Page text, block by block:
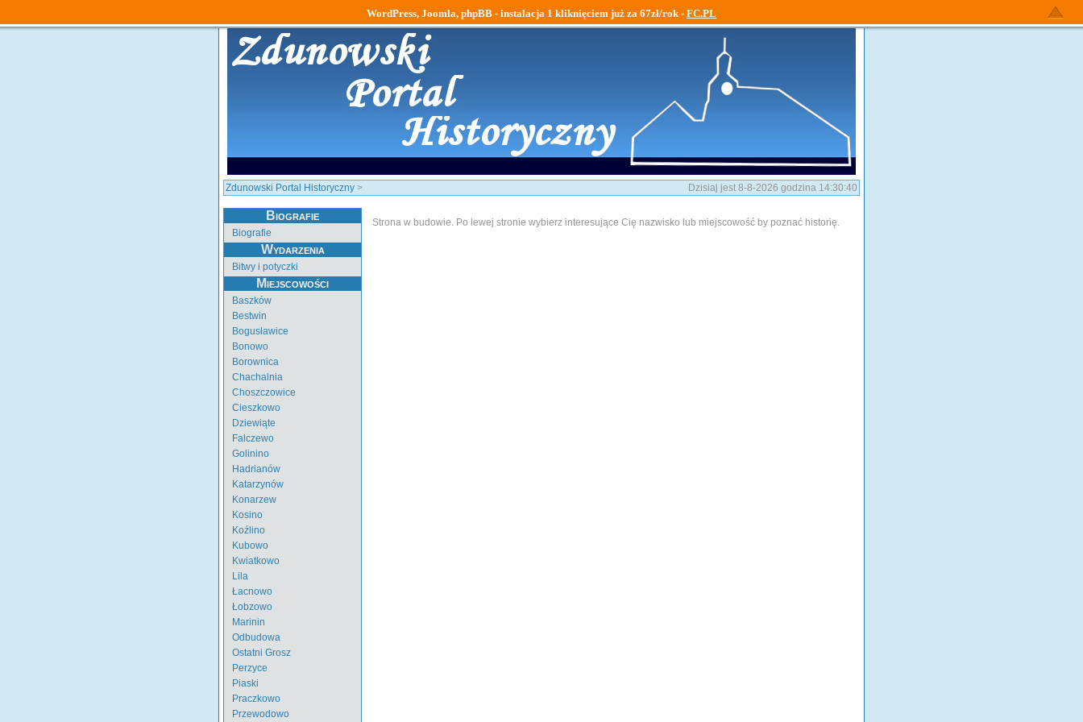
WordPress, Joomla, phpBB - instalacja 1 kliknięciem już za 67zł/rok - FC.PL
Zdunowski Portal Historyczny > Dzisiaj jest 8-8-2026 godzina 14:30:40
Biografie
Biografie
Wydarzenia
Bitwy i potyczki
Miejscowości
Baszków
Bestwin
Bogusławice
Bonowo
Borownica
Chachalnia
Choszczowice
Cieszkowo
Dziewiąte
Falczewo
Golinino
Hadrianów
Katarzynów
Konarzew
Kosino
Koźlino
Kubowo
Kwiatkowo
Lila
Łacnowo
Łobzowo
Marinin
Odbudowa
Ostatni Grosz
Perzyce
Piaski
Praczkowo
Przewodowo
Strona w budowie. Po lewej stronie wybierz interesujące Cię nazwisko lub miejscowość by poznać historię.